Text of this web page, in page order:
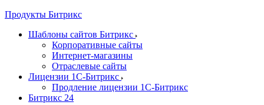
Продукты Битрикс
Шаблоны сайтов Битрикс
Корпоративные сайты
Интернет-магазины
Отраслевые сайты
Лицензии 1С-Битрикс
Продление лицензии 1С-Битрикс
Битрикс 24